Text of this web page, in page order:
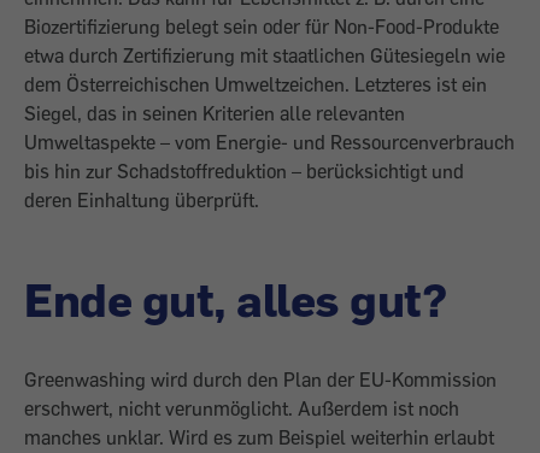
Biozertifizierung belegt sein oder für Non-Food-Produkte
etwa durch Zertifizierung mit staatlichen Gütesiegeln wie
dem Österreichischen Umweltzeichen. Letzteres ist ein
Siegel, das in seinen Kriterien alle relevanten
Umweltaspekte – vom Energie- und Ressourcenverbrauch
bis hin zur Schadstoffreduktion – berücksichtigt und
deren Einhaltung überprüft.
Ende gut, alles gut?
Greenwashing wird durch den Plan der EU-Kommission
erschwert, nicht verunmöglicht. Außerdem ist noch
manches unklar. Wird es zum Beispiel weiterhin erlaubt